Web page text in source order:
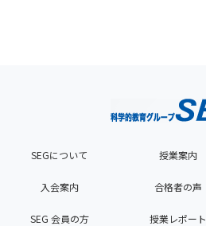
SEGについて 授業案内
入会案内 合格者の声
SEG 会員の方 授業レポート